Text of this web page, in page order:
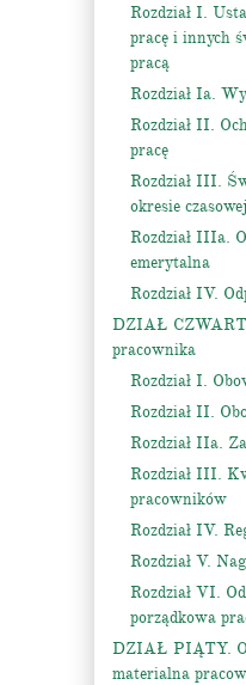
Rozdział I.
pracę i innych
pracą
Rozdział Ia.
Rozdział II.
pracę
Rozdział III.
okresie
Rozdział IIIa.
emerytalna
Rozdział IV.
DZIAŁ
pracownika
Rozdział I.
Rozdział II.
Rozdział IIa.
Rozdział III.
pracowników
Rozdział IV.
Rozdział V.
Rozdział VI.
porządkowa
DZIAŁ PIĄTY.
materialna